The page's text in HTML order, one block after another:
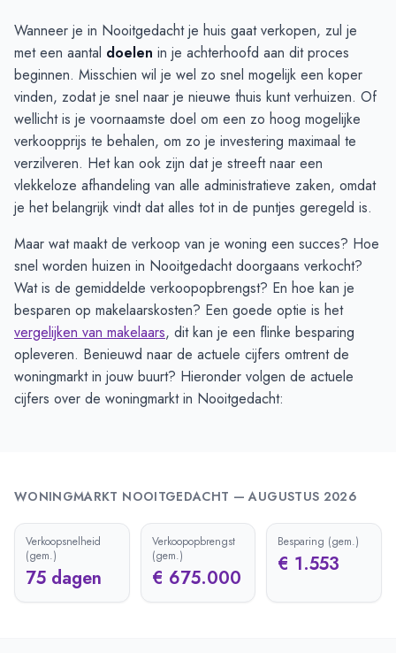
Wanneer je in Nooitgedacht je huis gaat verkopen, zul je
met een aantal doelen in je achterhoofd aan dit proces
beginnen. Misschien wil je wel zo snel mogelijk een koper
vinden, zodat je snel naar je nieuwe thuis kunt verhuizen. Of
wellicht is je voornaamste doel om een zo hoog mogelijke
verkoopprijs te behalen, om zo je investering maximaal te
verzilveren. Het kan ook zijn dat je streeft naar een
vlekkeloze afhandeling van alle administratieve zaken, omdat
je het belangrijk vindt dat alles tot in de puntjes geregeld is.
Maar wat maakt de verkoop van je woning een succes? Hoe
snel worden huizen in Nooitgedacht doorgaans verkocht?
Wat is de gemiddelde verkoopopbrengst? En hoe kan je
besparen op makelaarskosten? Een goede optie is het
vergelijken van makelaars, dit kan je een flinke besparing
opleveren. Benieuwd naar de actuele cijfers omtrent de
woningmarkt in jouw buurt? Hieronder volgen de actuele
cijfers over de woningmarkt in Nooitgedacht:
WONINGMARKT NOOITGEDACHT —AUGUSTUS 2026
Verkoopsnelheid
(gem.)
75 dagen
Verkoopopbrengst
(gem.)
€ 675.000
Besparing (gem.)
€ 1.553